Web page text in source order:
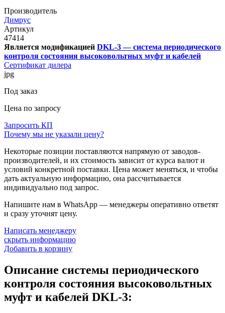
Производитель
Димрус
Артикул
47414
Является модификацией DKL-3 — система периодического
контроля состояния высоковольтных муфт и кабелей
Сертификат дилера
jpg
Под заказ
Цена по запросу
Запросить КП
Почему мы не указали цену?
Некоторые позиции поставляются напрямую от заводов-
производителей, и их стоимость зависит от курса валют и
условий конкретной поставки. Цена может меняться, и чтобы
дать актуальную информацию, она рассчитывается
индивидуально под запрос.
Напишите нам в WhatsApp — менеджеры оперативно ответят
и сразу уточнят цену.
Написать менеджеру
скрыть информацию
Добавить в корзину
Описание системы периодического
контроля состояния высоковольтных
муфт и кабелей DKL-3: